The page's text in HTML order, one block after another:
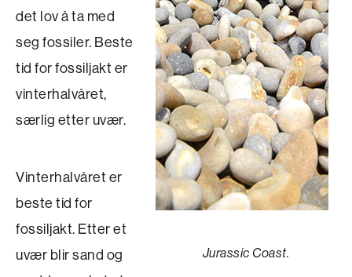
Jurassic Coast.
det lov å ta med
seg fossiler. Beste
tid for fossiljakt er
vinterhalvåret,
særlig etter uvær.
Vinterhalvåret er
beste tid for
fossiljakt. Etter et
uvær blir sand og